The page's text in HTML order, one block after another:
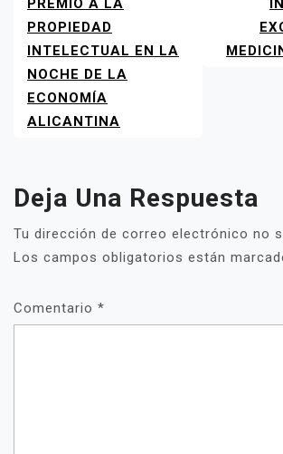
DE
ENTRADAS
PREMIO A LA
PROPIEDAD
INTELECTUAL EN LA
NOCHE DE LA
ECONOMÍA
ALICANTINA
Deja Una Respuesta
Tu dirección de correo electrónico no
Los campos obligatorios están
Comentario *